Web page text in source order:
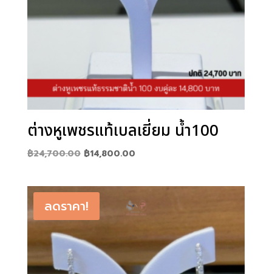
ต่างหูเพชรแท้เบลเยี่ยม น้ำ100
฿24,700.00 Original
฿24,700.00.
฿14,800.00Current
ลดราคา!